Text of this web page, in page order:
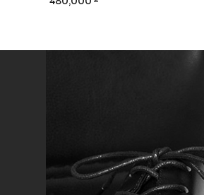
Mẫu giày GNTA22-20241-D khá
theo phong cách casual như tôi.